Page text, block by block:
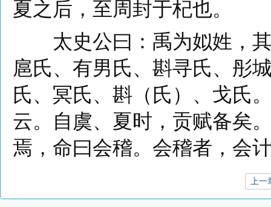
夏之后，至周封于杞也。
太史公曰：禹为姒姓，其
扈氏、有男氏、斟寻氏、彤
氏、冥氏、斟（氏）、戈氏
云。自虞、夏时，贡赋备矣
焉，命曰会稽。会稽者，会
上一